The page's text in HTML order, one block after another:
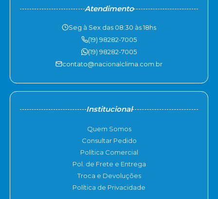
Atendimento
Seg à Sex das 08:30 às 18hs
(19) 98282-7005
(19) 98282-7005
contato@nacionalclima.com.br
Institucional
Quem Somos
Consultar Pedido
Política Comercial
Pol. de Frete e Entrega
Troca e Devoluções
Política de Privacidade